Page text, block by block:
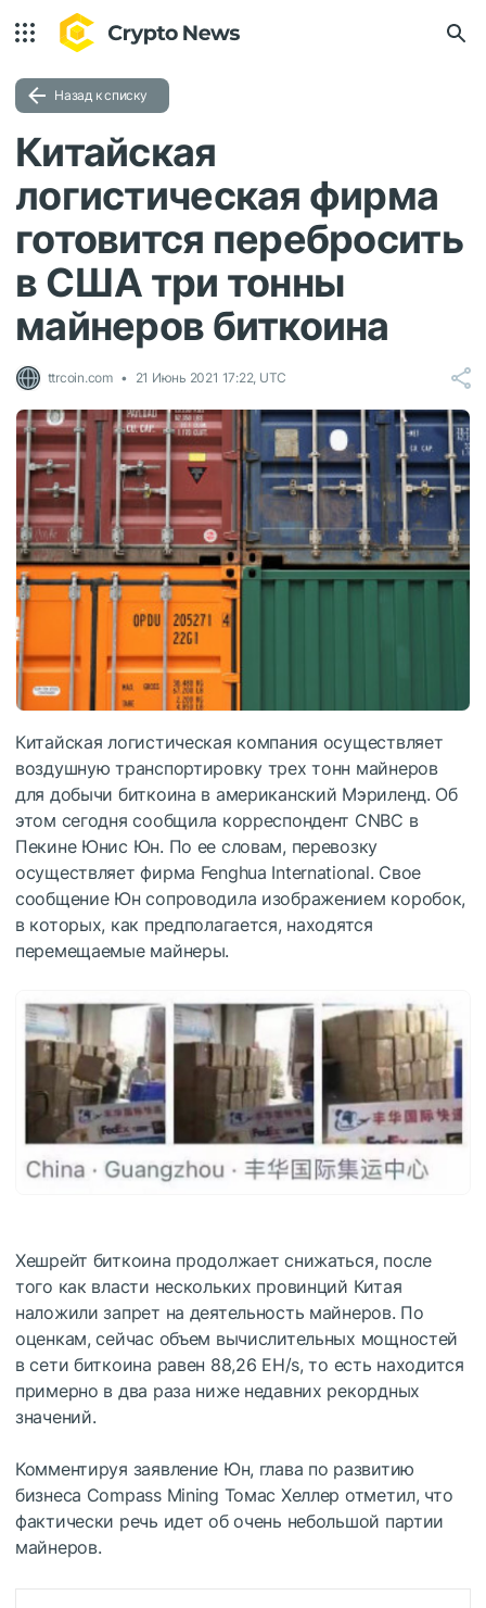
Назад к списку
Китайская
логистическая фирма
готовится перебросить
в США три тонны
майнеров биткоина
ttrcoin.com 21 Июнь 2021 17:22, UTC
Китайская логистическая компания осуществляет
воздушную транспортировку трех тонн майнеров
для добычи биткоина в американский Мэриленд. Об
этом сегодня сообщила корреспондент CNBC в
Пекине Юнис Юн. По ее словам, перевозку
осуществляет фирма Fenghua International. Свое
сообщение Юн сопроводила изображением коробок,
в которых, как предполагается, находятся
перемещаемые майнеры.
Хешрейт биткоина продолжает снижаться, после
того как власти нескольких провинций Китая
наложили запрет на деятельность майнеров. По
оценкам, сейчас объем вычислительных мощностей
в сети биткоина равен 88,26 EH/s, то есть находится
примерно в два раза ниже недавних рекордных
значений.
Комментируя заявление Юн, глава по развитию
бизнеса Compass Mining Томас Хеллер отметил, что
фактически речь идет об очень небольшой партии
майнеров.